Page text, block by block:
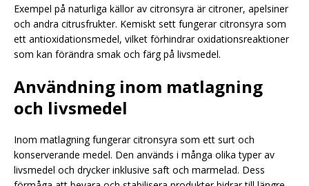
Exempel på naturliga källor av citronsyra är citroner, apelsiner
och andra citrusfrukter. Kemiskt sett fungerar citronsyra som
ett antioxidationsmedel, vilket förhindrar oxidationsreaktioner
som kan förändra smak och färg på livsmedel.
Användning inom matlagning
och livsmedel
Inom matlagning fungerar citronsyra som ett surt och
konserverande medel. Den används i många olika typer av
livsmedel och drycker inklusive saft och marmelad. Dess